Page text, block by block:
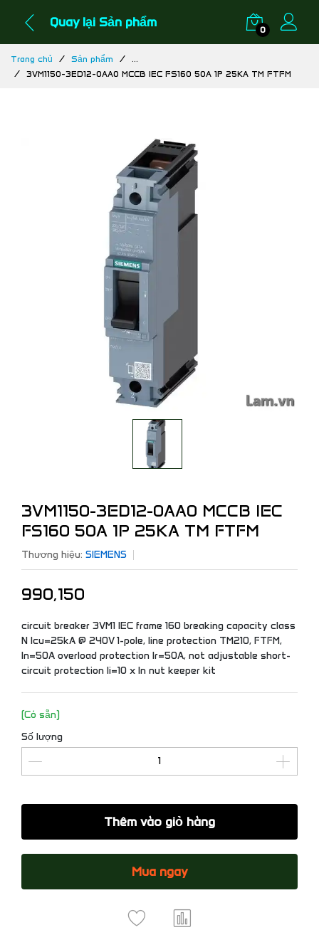
Quay lại Sản phẩm 0
Trang chủ Sản phẩm
...
3VM1150-3ED12-0AA0 MCCB IEC FS160 50A 1P 25KA TM FTFM
3VM1150-3ED12-0AA0 MCCB IEC
FS160 50A 1P 25KA TM FTFM
Thương hiệu: SIEMENS
990,150
circuit breaker 3VM1 IEC frame 160 breaking capacity class
N Icu=25kA @ 240V 1-pole, line protection TM210, FTFM,
In=50A overload protection Ir=50A, not adjustable short-
circuit protection Ii=10 x In nut keeper kit
(Có sẵn)
Số lượng
Thêm vào giỏ hàng
Mua ngay